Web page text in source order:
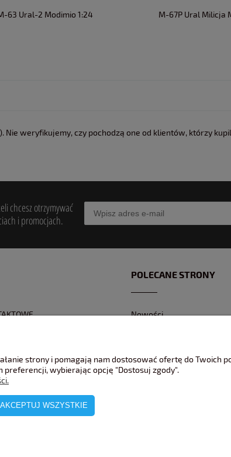
63 Ural-2 Modimio 1:24 M-67P Ural Milicja
weryfikujemy, czy pochodzą one od klientów, którzy
chcesz otrzymywać
i promocjach.
POLECANE STRONY
Nowości
strony i pomagają nam dostosować ofertę do Twoich
wybierając opcję "Dostosuj zgody".
WSZYSTKIE